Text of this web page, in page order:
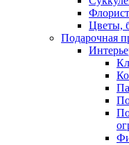
Цветы,
Подарочная